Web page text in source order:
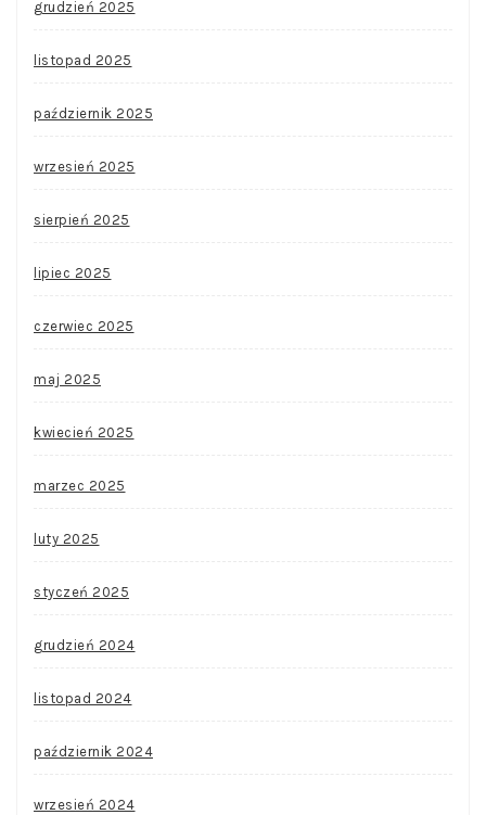
grudzień 2025
listopad 2025
październik 2025
wrzesień 2025
sierpień 2025
lipiec 2025
czerwiec 2025
maj 2025
kwiecień 2025
marzec 2025
luty 2025
styczeń 2025
grudzień 2024
listopad 2024
październik 2024
wrzesień 2024